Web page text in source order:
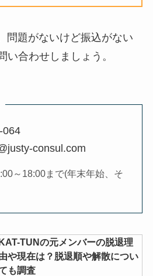
方法はあるの？
前も調査
席ブロックとはどんな席？希望
噂を調査
問題がないけど振込がない
い合わせしましょう。
064
consul.com
～18:00まで(年末年始、そ
TUNの元メンバーの脱退理
や現在は？脱退順や解散につい
も調査